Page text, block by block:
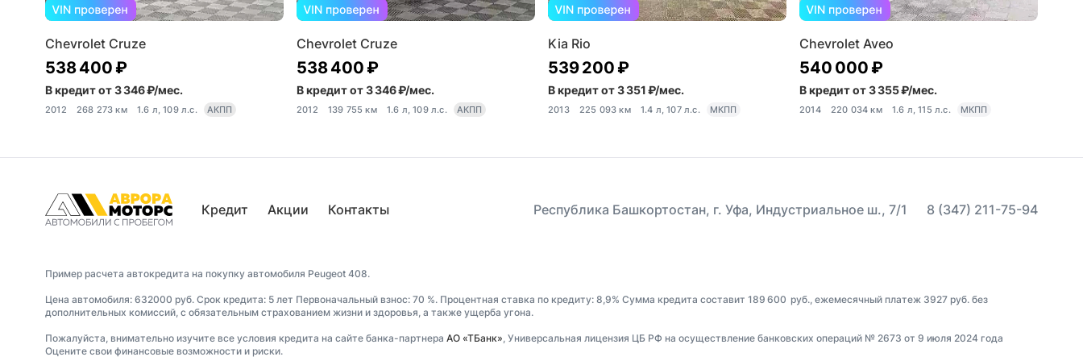
Chevrolet Cruze
538 400 ₽
В кредит от 3 346 ₽/мес.
2012 268 273 км 1.6 л, 109 л.с. АКПП
Chevrolet Cruze
538 400 ₽
В кредит от 3 346 ₽/мес.
2012 139 755 км 1.6 л, 109 л.с. АКПП
Kia Rio
539 200 ₽
В кредит от 3 351 ₽/мес.
2013 225 093 км 1.4 л, 107 л.с. МКПП
Chevrolet Aveo
540 000 ₽
В кредит от 3 355 ₽/мес.
2014 220 034 км 1.6 л, 115 л.с. МКПП
Кредит Акции Контакты Республика Башкортостан, г. Уфа, Индустриальное ш., 7/1 8 (347) 211-75-94
Пример расчета автокредита на покупку автомобиля Peugeot 408.
Цена автомобиля: 632000 руб. Срок кредита: 5 лет Первоначальный взнос: 70 %. Процентная ставка по кредиту: 8,9% Сумма кредита составит 189 600 руб., ежемесячный платеж 3927 руб. без
дополнительных комиссий, с обязательным страхованием жизни и здоровья, а также ущерба угона.
Пожалуйста, внимательно изучите все условия кредита на сайте банка-партнера АО «ТБанк» , Универсальная лицензия ЦБ РФ на осуществление банковских операций № 2673 от 9 июля 2024 года
Оцените свои финансовые возможности и риски.